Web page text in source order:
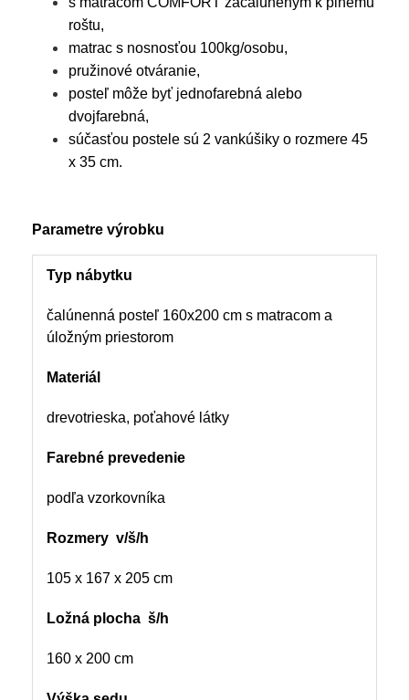
roštu,
matrac s nosnosťou 100kg/osobu,
pružinové otváranie,
posteľ môže byť jednofarebná alebo
dvojfarebná,
súčasťou postele sú 2 vankúšiky o rozmere 45
x 35 cm.
Parametre výrobku
Typ nábytku
čalúnenná posteľ 160x200 cm s matracom a
úložným priestorom
Materiál
drevotrieska, poťahové látky
Farebné prevedenie
podľa vzorkovníka
Rozmery v/š/h
105 x 167 x 205 cm
Ložná plocha š/h
160 x 200 cm